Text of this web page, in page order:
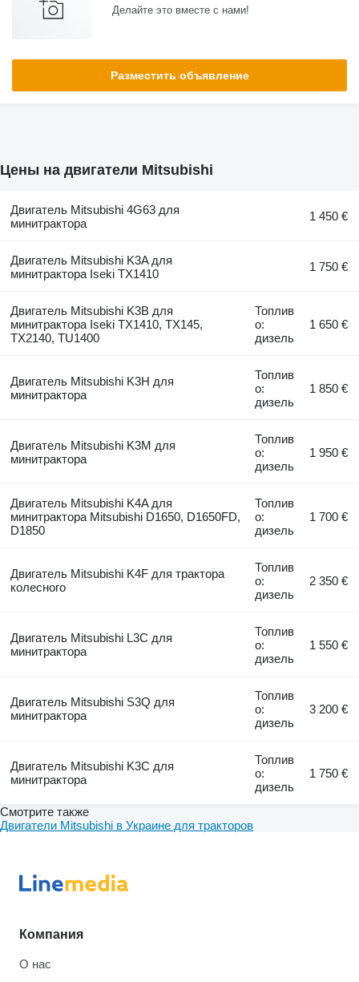
Делайте это вместе с нами!
Разместить объявление
Цены на двигатели Mitsubishi
Двигатель Mitsubishi 4G63 для
минитрактора
1 450 €
Двигатель Mitsubishi K3A для
минитрактора Iseki TX1410
1 750 €
Двигатель Mitsubishi K3B для
минитрактора Iseki TX1410, TX145,
TX2140, TU1400
Топлив
о:
дизель
1 650 €
Двигатель Mitsubishi K3H для
минитрактора
Топлив
о:
дизель
1 850 €
Двигатель Mitsubishi K3M для
минитрактора
Топлив
о:
дизель
1 950 €
Двигатель Mitsubishi K4A для
минитрактора Mitsubishi D1650, D1650FD,
D1850
Топлив
о:
дизель
1 700 €
Двигатель Mitsubishi K4F для трактора
колесного
Топлив
о:
дизель
2 350 €
Двигатель Mitsubishi L3C для
минитрактора
Топлив
о:
дизель
1 550 €
Двигатель Mitsubishi S3Q для
минитрактора
Топлив
о:
дизель
3 200 €
Двигатель Mitsubishi K3C для
минитрактора
Топлив
о:
дизель
1 750 €
Смотрите также
Двигатели Mitsubishi в Украине для тракторов
Компания
О нас